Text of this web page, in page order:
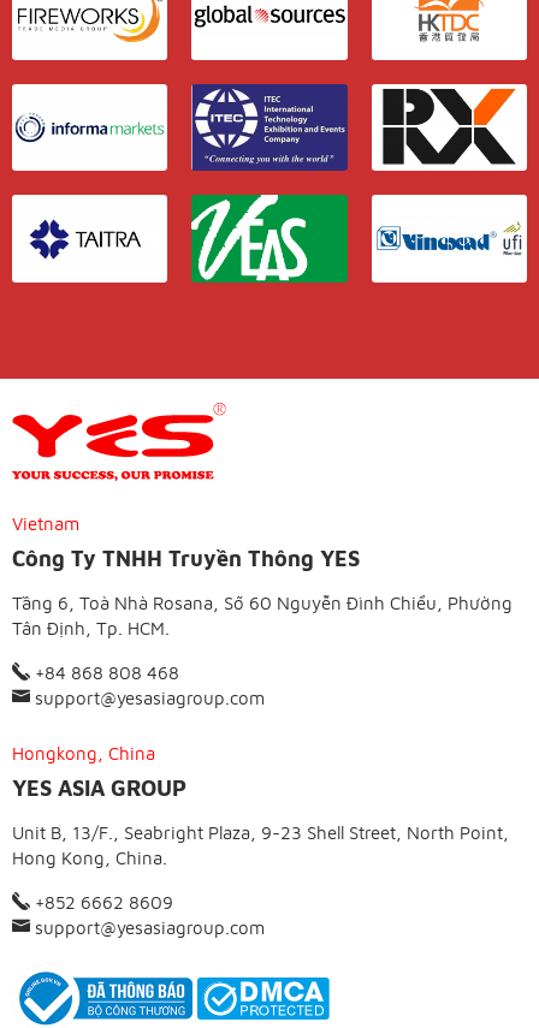
Vietnam
Công Ty TNHH Truyền Thông YES
Tầng 6, Toà Nhà Rosana, Số 60 Nguyễn Đình Chiểu, Phường
Tân Định, Tp. HCM.
+84 868 808 468
support@yesasiagroup.com
Hongkong, China
YES ASIA GROUP
Unit B, 13/F., Seabright Plaza, 9-23 Shell Street, North Point,
Hong Kong, China.
+852 6662 8609
support@yesasiagroup.com